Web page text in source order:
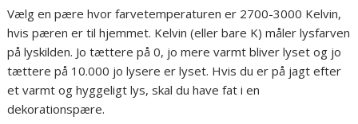
Vælg en pære hvor farvetemperaturen er 2700-3000 Kelvin,
hvis pæren er til hjemmet. Kelvin (eller bare K) måler lysfarven
på lyskilden. Jo tættere på 0, jo mere varmt bliver lyset og jo
tættere på 10.000 jo lysere er lyset. Hvis du er på jagt efter
et varmt og hyggeligt lys, skal du have fat i en
dekorationspære.